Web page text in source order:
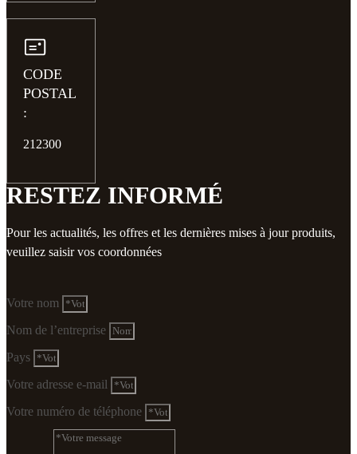
CODE
POSTAL
:
212300
RESTEZ INFORMÉ
Pour les actualités, les offres et les dernières mises à jour produits,
veuillez saisir vos coordonnées
Votre nom
Nom de l’entreprise
Pays
Votre adresse e-mail
Votre numéro de téléphone